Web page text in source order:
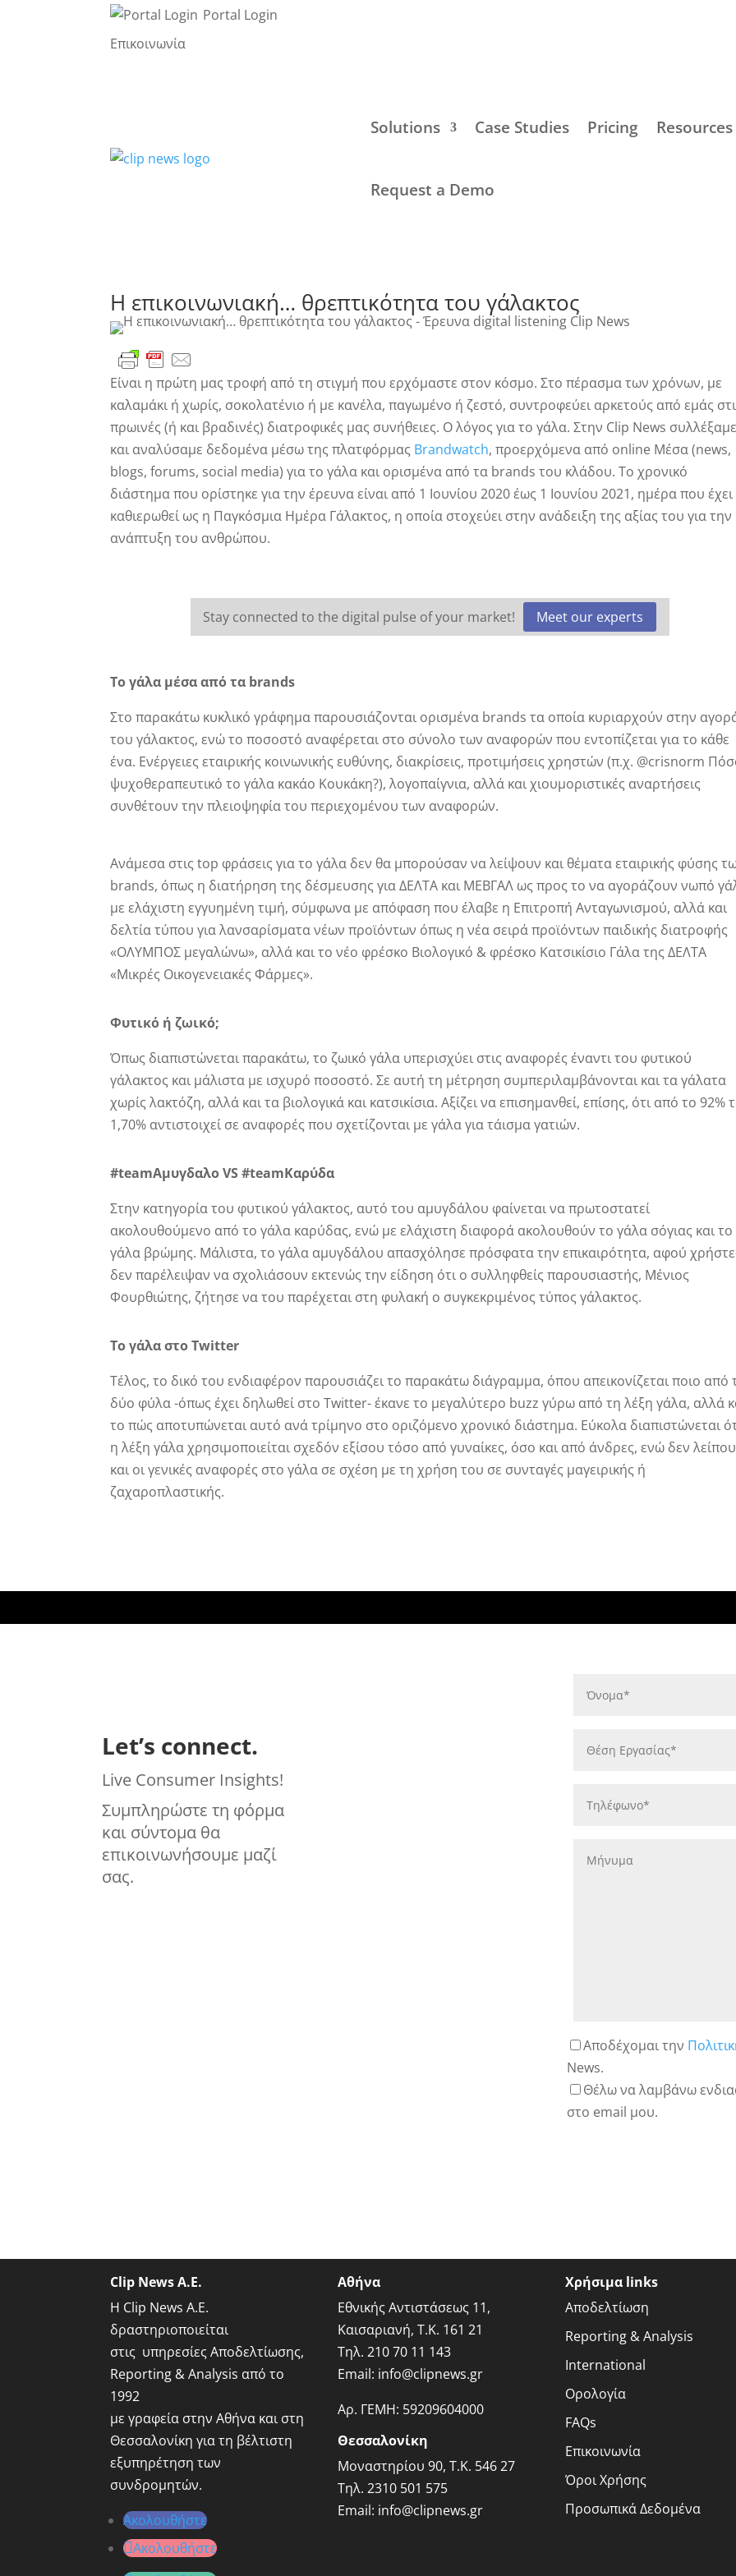
Portal Login
Επικοινωνία
Solutions Case Studies Pricing Resources
Request a Demo
Η επικοινωνιακή… θρεπτικότητα του γάλακτος
Είναι η πρώτη μας τροφή από τη στιγμή που ερχόμαστε στον κόσμο. Στο πέρασμα των χρόνων, με
καλαμάκι ή χωρίς, σοκολατένιο ή με κανέλα, παγωμένο ή ζεστό, συντροφεύει αρκετούς από εμάς
πρωινές (ή και βραδινές) διατροφικές μας συνήθειες. Ο λόγος για το γάλα. Στην Clip News συλλέξαμε
και αναλύσαμε δεδομένα μέσω της πλατφόρμας Brandwatch, προερχόμενα από online Μέσα (news,
blogs, forums, social media) για το γάλα και ορισμένα από τα brands του κλάδου. Το χρονικό
διάστημα που ορίστηκε για την έρευνα είναι από 1 Ιουνίου 2020 έως 1 Ιουνίου 2021, ημέρα που έχει
καθιερωθεί ως η Παγκόσμια Ημέρα Γάλακτος, η οποία στοχεύει στην ανάδειξη της αξίας του για την
ανάπτυξη του ανθρώπου.
Stay connected to the digital pulse of your market! Meet our experts
Το γάλα μέσα από τα brands
Στο παρακάτω κυκλικό γράφημα παρουσιάζονται ορισμένα brands τα οποία κυριαρχούν στην
του γάλακτος, ενώ το ποσοστό αναφέρεται στο σύνολο των αναφορών που εντοπίζεται για το κάθε
ένα. Ενέργειες εταιρικής κοινωνικής ευθύνης, διακρίσεις, προτιμήσεις χρηστών (π.χ. @crisnorm
ψυχοθεραπευτικό το γάλα κακάο Κουκάκη?), λογοπαίγνια, αλλά και χιουμοριστικές αναρτήσεις
συνθέτουν την πλειοψηφία του περιεχομένου των αναφορών.
Ανάμεσα στις top φράσεις για το γάλα δεν θα μπορούσαν να λείψουν και θέματα εταιρικής φύσης
brands, όπως η διατήρηση της δέσμευσης για ΔΕΛΤΑ και ΜΕΒΓΑΛ ως προς το να αγοράζουν νωπό
με ελάχιστη εγγυημένη τιμή, σύμφωνα με απόφαση που έλαβε η Επιτροπή Ανταγωνισμού, αλλά και
δελτία τύπου για λανσαρίσματα νέων προϊόντων όπως η νέα σειρά προϊόντων παιδικής διατροφής
«ΟΛΥΜΠΟΣ μεγαλώνω», αλλά και το νέο φρέσκο Βιολογικό & φρέσκο Κατσικίσιο Γάλα της ΔΕΛΤΑ
«Μικρές Οικογενειακές Φάρμες».
Φυτικό ή ζωικό;
Όπως διαπιστώνεται παρακάτω, το ζωικό γάλα υπερισχύει στις αναφορές έναντι του φυτικού
γάλακτος και μάλιστα με ισχυρό ποσοστό. Σε αυτή τη μέτρηση συμπεριλαμβάνονται και τα γάλατα
χωρίς λακτόζη, αλλά και τα βιολογικά και κατσικίσια. Αξίζει να επισημανθεί, επίσης, ότι από το 92%
1,70% αντιστοιχεί σε αναφορές που σχετίζονται με γάλα για τάισμα γατιών.
#teamΑμυγδαλο VS #teamΚαρύδα
Στην κατηγορία του φυτικού γάλακτος, αυτό του αμυγδάλου φαίνεται να πρωτοστατεί
ακολουθούμενο από το γάλα καρύδας, ενώ με ελάχιστη διαφορά ακολουθούν το γάλα σόγιας και το
γάλα βρώμης. Μάλιστα, το γάλα αμυγδάλου απασχόλησε πρόσφατα την επικαιρότητα, αφού
δεν παρέλειψαν να σχολιάσουν εκτενώς την είδηση ότι ο συλληφθείς παρουσιαστής, Μένιος
Φουρθιώτης, ζήτησε να του παρέχεται στη φυλακή ο συγκεκριμένος τύπος γάλακτος.
Το γάλα στο Twitter
Τέλος, το δικό του ενδιαφέρον παρουσιάζει το παρακάτω διάγραμμα, όπου απεικονίζεται ποιο από
δύο φύλα -όπως έχει δηλωθεί στο Twitter- έκανε το μεγαλύτερο buzz γύρω από τη λέξη γάλα, αλλά
το πώς αποτυπώνεται αυτό ανά τρίμηνο στο οριζόμενο χρονικό διάστημα. Εύκολα διαπιστώνεται
η λέξη γάλα χρησιμοποιείται σχεδόν εξίσου τόσο από γυναίκες, όσο και από άνδρες, ενώ δεν
και οι γενικές αναφορές στο γάλα σε σχέση με τη χρήση του σε συνταγές μαγειρικής ή
ζαχαροπλαστικής.
Let’s connect.
Live Consumer Insights!
Συμπληρώστε τη φόρμα
και σύντομα θα
επικοινωνήσουμε μαζί
σας.
Αποδέχομαι την
News.
Θέλω να λαμβάνω
στο email μου.
Clip News A.E.
Η Clip News A.E.
δραστηριοποιείται
στις υπηρεσίες Αποδελτίωσης,
Reporting & Analysis από το
1992
με γραφεία στην Αθήνα και στη
Θεσσαλονίκη για τη βέλτιστη
εξυπηρέτηση των
συνδρομητών.
Ακολουθήστε
Ακολουθήστε
Αθήνα
Εθνικής Αντιστάσεως 11,
Καισαριανή, Τ.Κ. 161 21
Τηλ.210 70 11 143
Email: info@clipnews.gr
Αρ. ΓΕΜΗ: 59209604000
Θεσσαλονίκη
Μοναστηρίου 90, Τ.Κ. 546 27
Τηλ.2310 501 575
Email: info@clipnews.gr
Χρήσιμα links
Αποδελτίωση
Reporting & Analysis
International
Ορολογία
FAQs
Επικοινωνία
Όροι Χρήσης
Προσωπικά Δεδομένα